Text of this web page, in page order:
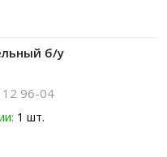
б/у
96-04
1 шт.